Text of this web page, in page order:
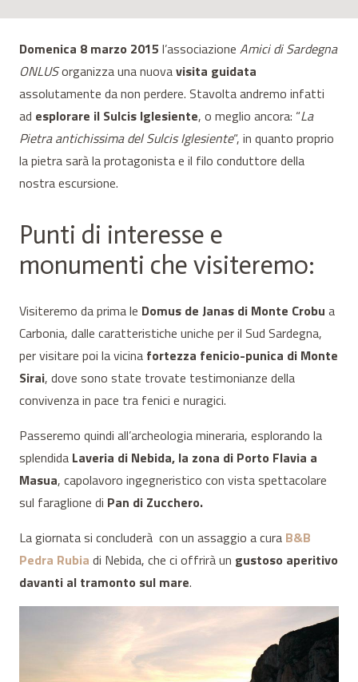
Domenica 8 marzo 2015 l’associazione Amici di Sardegna
ONLUSorganizza una nuovavisita guidata
assolutamente da non perdere. Stavolta andremo infatti
ad esplorare il Sulcis Iglesiente, o meglio ancora: “La
Pietra antichissima del Sulcis Iglesiente“, in quanto proprio
la pietra sarà la protagonista e il filo conduttore della
nostra escursione.
Punti di interesse e
monumenti che visiteremo:
Visiteremo da prima le Domus de Janas di Monte Crobu a
Carbonia, dalle caratteristiche uniche per il Sud Sardegna,
per visitare poi la vicina fortezza fenicio-punica di Monte
Sirai, dove sono state trovate testimonianze della
convivenza in pace tra fenici e nuragici.
Passeremo quindi all’archeologia mineraria, esplorando la
splendida Laveria di Nebida, la zona di Porto Flavia a
Masua, capolavoro ingegneristico con vista spettacolare
sul faraglione di Pan di Zucchero.
La giornata si concluderà con un assaggio a cura B&B
Pedra Rubia di Nebida, che ci offrirà un gustoso aperitivo
davanti al tramonto sul mare.